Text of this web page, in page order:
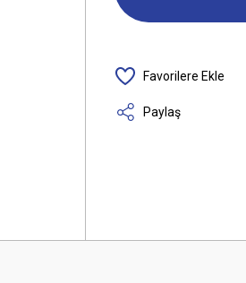
Paylaş